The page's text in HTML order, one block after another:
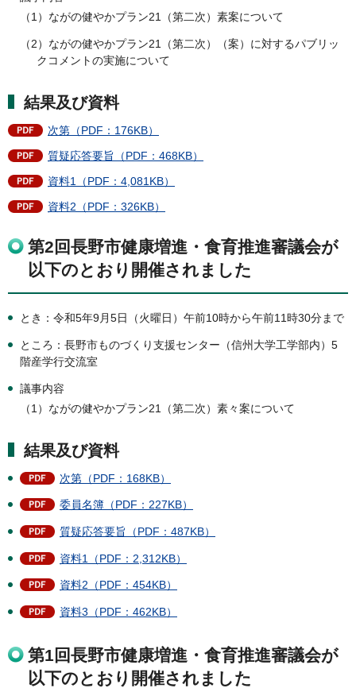
（1）ながの健やかプラン21（第二次）素案について
（2）ながの健やかプラン21（第二次）（案）に対するパブリッ
クコメントの実施について
結果及び資料
次第（PDF：176KB）
質疑応答要旨（PDF：468KB）
資料1（PDF：4,081KB）
資料2（PDF：326KB）
第2回長野市健康増進・食育推進審議会が
以下のとおり開催されました
とき：令和5年9月5日（火曜日）午前10時から午前11時30分まで
ところ：長野市ものづくり支援センター（信州大学工学部内）5
階産学行交流室
議事内容
（1）ながの健やかプラン21（第二次）素々案について
結果及び資料
次第（PDF：168KB）
委員名簿（PDF：227KB）
質疑応答要旨（PDF：487KB）
資料1（PDF：2,312KB）
資料2（PDF：454KB）
資料3（PDF：462KB）
第1回長野市健康増進・食育推進審議会が
以下のとおり開催されました